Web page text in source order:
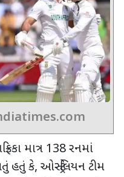
માત્ર 138રનમાં
હતું કે, ઓસ્ટ્રેલિયન ટીમ